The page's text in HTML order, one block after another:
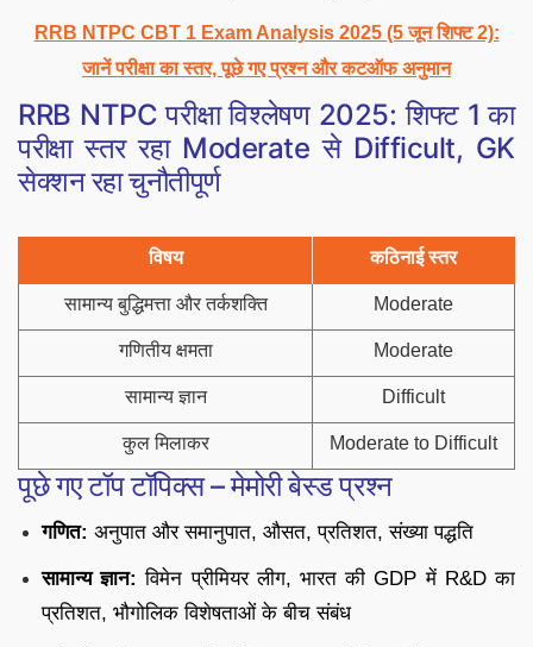
RRB NTPC CBT 1 Exam Analysis 2025 (5 जून शिफ्ट 2):
जानें परीक्षा का स्तर, पूछे गए प्रश्न और कटऑफ अनुमान
RRB NTPC परीक्षा विश्लेषण 2025: शिफ्ट 1 का
परीक्षा स्तर रहा Moderate से Difficult, GK
सेक्शन रहा चुनौतीपूर्ण
विषय कठिनाई स्तर
सामान्य बुद्धिमत्ता और तर्कशक्ति Moderate
गणितीय क्षमता Moderate
सामान्य ज्ञान Difficult
कुल मिलाकर Moderate to Difficult
पूछे गए टॉप टॉपिक्स – मेमोरी बेस्ड प्रश्न
गणित: अनुपात और समानुपात, औसत, प्रतिशत, संख्या पद्धति
सामान्य ज्ञान: विमेन प्रीमियर लीग, भारत की GDP में R&D का
प्रतिशत, भौगोलिक विशेषताओं के बीच संबंध